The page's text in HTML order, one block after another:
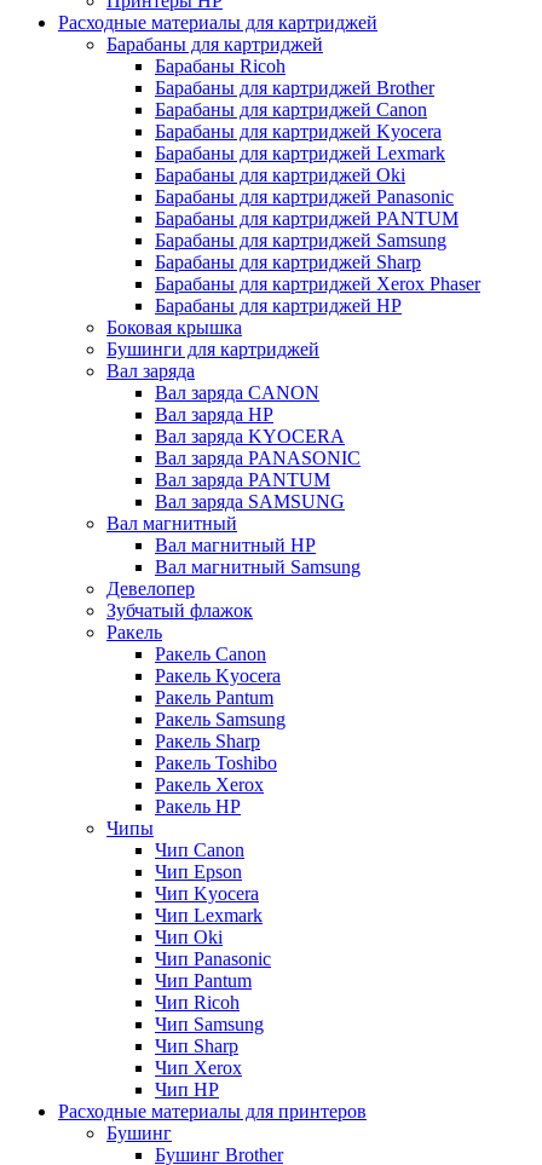
Расходные материалы для картриджей
Барабаны для картриджей
Барабаны Ricoh
Барабаны для картриджей Brother
Барабаны для картриджей Canon
Барабаны для картриджей Kyocera
Барабаны для картриджей Lexmark
Барабаны для картриджей Oki
Барабаны для картриджей Panasonic
Барабаны для картриджей PANTUM
Барабаны для картриджей Samsung
Барабаны для картриджей Sharp
Барабаны для картриджей Xerox Phaser
Барабаны для картриджей НР
Боковая крышка
Бушинги для картриджей
Вал заряда
Вал заряда CANON
Вал заряда HP
Вал заряда KYOCERA
Вал заряда PANASONIC
Вал заряда PANTUM
Вал заряда SAMSUNG
Вал магнитный
Вал магнитный HP
Вал магнитный Samsung
Девелопер
Зубчатый флажок
Ракель
Ракель Canon
Ракель Kyocera
Ракель Pantum
Ракель Samsung
Ракель Sharp
Ракель Toshibo
Ракель Xerox
Ракель НР
Чипы
Чип Canon
Чип Epson
Чип Kyocera
Чип Lexmark
Чип Oki
Чип Panasonic
Чип Pantum
Чип Ricoh
Чип Samsung
Чип Sharp
Чип Xerox
Чип НР
Расходные материалы для принтеров
Бушинг
Бушинг Brother